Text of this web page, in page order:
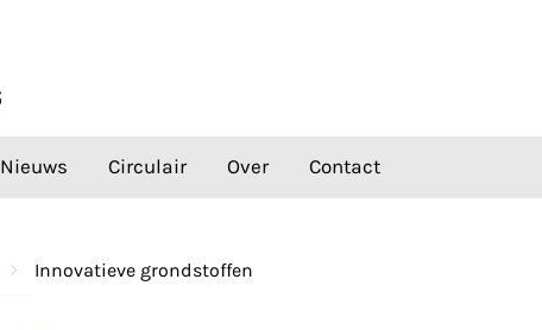
Nieuws Circulair Over Contact
Innovatieve grondstoffen